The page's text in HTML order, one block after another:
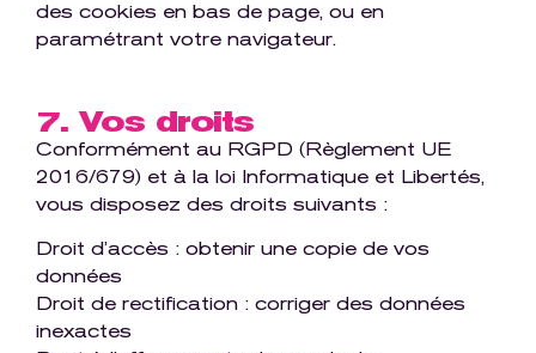
des cookies en bas de page, ou en
paramétrant votre navigateur.
7. Vos droits
Conformément au RGPD (Règlement UE
2016/679) et à la loi Informatique et Libertés,
vous disposez des droits suivants :
Droit d’accès : obtenir une copie de vos
données
Droit de rectification : corriger des données
inexactes